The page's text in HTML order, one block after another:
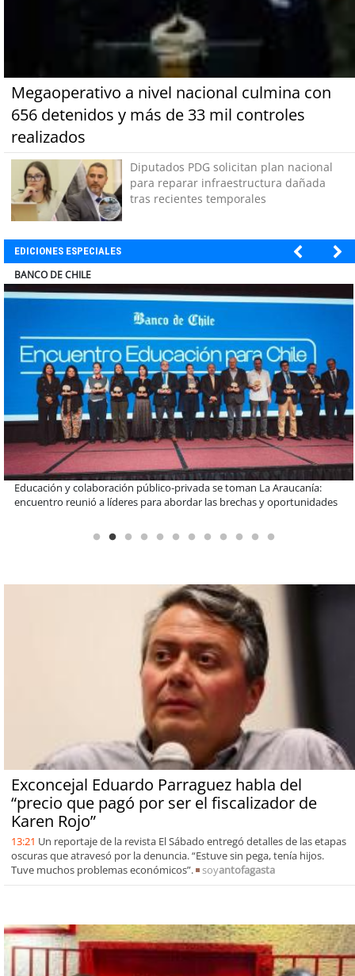
Megaoperativo a nivel nacional culmina con
656 detenidos y más de 33 mil controles
realizados
Diputados PDG solicitan plan nacional
para reparar infraestructura dañada
tras recientes temporales
EDICIONES ESPECIALES
COLEGIO RÍO LOA
Llaman a interiorizarse de los programas de estudios para postular
informado al SAE
Exconcejal Eduardo Parraguez habla del
“precio que pagó por ser el fiscalizador de
Karen Rojo”
13:21 Un reportaje de la revista El Sábado entregó detalles de las etapas
oscuras que atravesó por la denuncia. “Estuve sin pega, tenía hijos.
Tuve muchos problemas económicos”.
soyantofagasta